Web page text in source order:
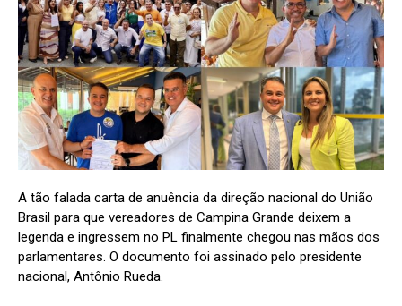
A tão falada carta de anuência da direção nacional do União
Brasil para que vereadores de Campina Grande deixem a
legenda e ingressem no PL finalmente chegou nas mãos dos
parlamentares. O documento foi assinado pelo presidente
nacional, Antônio Rueda.